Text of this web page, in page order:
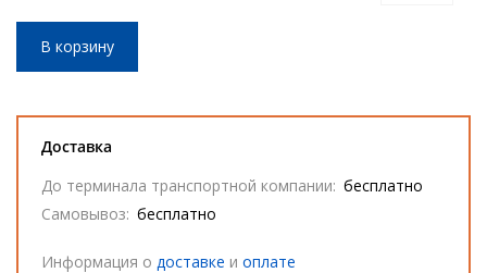
В корзину
Доставка
До терминала транспортной компании: бесплатно
Самовывоз: бесплатно
Информация о доставке и оплате